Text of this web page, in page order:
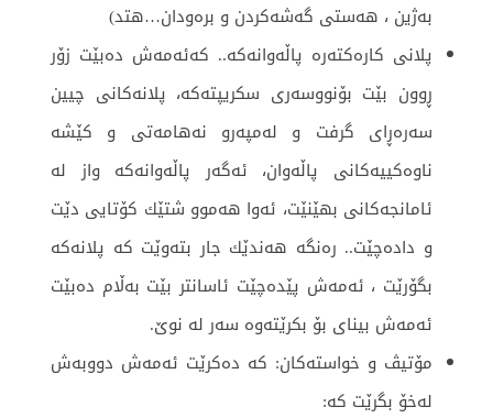
به‌ژین ، هه‌ستی گه‌شه‌كردن و برەودان…هتد)
پلانی كاره‌كته‌ره‌ پاڵه‌وانه‌كه‌.. كه‌ئه‌مه‌ش ده‌بێت زۆر
ڕوون بێت بۆنووسه‌ری سكریپته‌كه‌، پلانه‌كانی چیین‌
سه‌ره‌ڕای گرفت و له‌مپه‌رو نه‌هامه‌تی و كێشه‌
ناوه‌كییه‌كانی پاڵه‌وان، ئه‌گه‌ر پاڵه‌وانه‌كه‌ واز له‌
ئامانجه‌كانی بهێنێت، ئه‌وا هه‌موو شتێك كۆتایی دێت
و داده‌چێت.. ره‌نگه‌ هه‌ندێك جار بته‌وێت كه‌ پلانه‌كه‌
بگۆرێت ، ئه‌مه‌ش پێده‌چێت ئاسانتر بێت به‌ڵام ده‌بێت
ئه‌مه‌ش بینای بۆ بكرێتەوە سەر لە نوێ.
مۆتیڤ و خواسته‌كان: كه‌ ده‌كرێت ئه‌مه‌ش دووبه‌ش
له‌خۆ بگرێت كه‌: